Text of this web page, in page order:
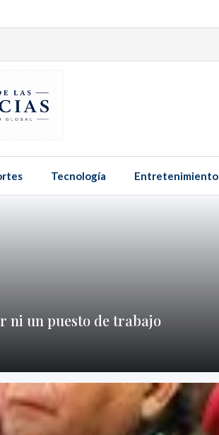
Tecnología Entretenimiento
ni un puesto de trabajo